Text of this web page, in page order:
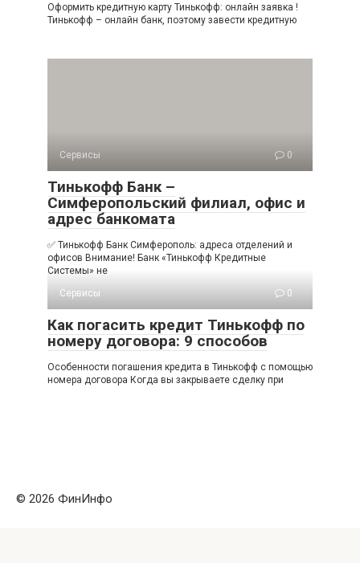
Оформить кредитную карту Тинькофф: онлайн заявка !
Тинькофф – онлайн банк, поэтому завести кредитную
Сервисы 0
Тинькофф Банк –
Симферопольский филиал, офис и
адрес банкомата
✅ Тинькофф Банк Симферополь: адреса отделений и
офисов Внимание! Банк «Тинькофф Кредитные
Системы» не
Сервисы
0
Как погасить кредит Тинькофф по
номеру договора: 9 способов
Особенности погашения кредита в Тинькофф с помощью
номера договора Когда вы закрываете сделку при
© 2026 ФинИнфо